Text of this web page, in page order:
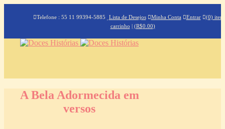
Telefone : 55 11 99394-5885 Lista de Desejos Minha Conta Entrar
(0)
carrinho | (R$0.00)
A Bela Adormecida em
versos